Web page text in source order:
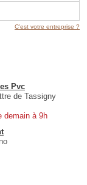
C'est votre entreprise ?
Pvc
de Tassigny
demain à 9h